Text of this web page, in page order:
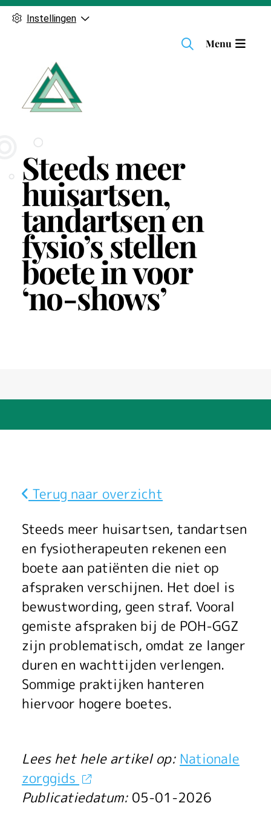
Instellingen
H
Menu
Steeds meer
huisartsen,
tandartsen en
fysio’s stellen
boete in voor
‘no-shows’
Terug naar overzicht
S
t
e
e
d
s
m
e
r
h
Steeds meer huisartsen, tandartsen
en fysiotherapeuten rekenen een
boete aan patiënten die niet op
afspraken verschijnen. Het doel is
bewustwording, geen straf. Vooral
gemiste afspraken bij de POH-GGZ
zijn problematisch, omdat ze langer
duren en wachttijden verlengen.
Sommige praktijken hanteren
hiervoor hogere boetes.
Lees het hele artikel op: Nationale
zorggids
Publicatiedatum: 05-01-2026